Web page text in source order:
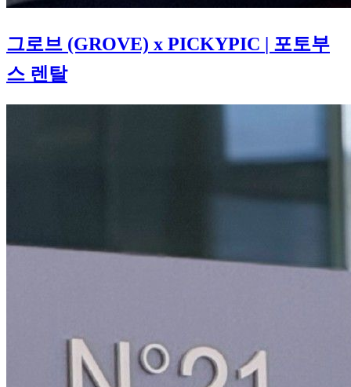
그로브 (GROVE) x PICKYPIC | 포토부
스 렌탈